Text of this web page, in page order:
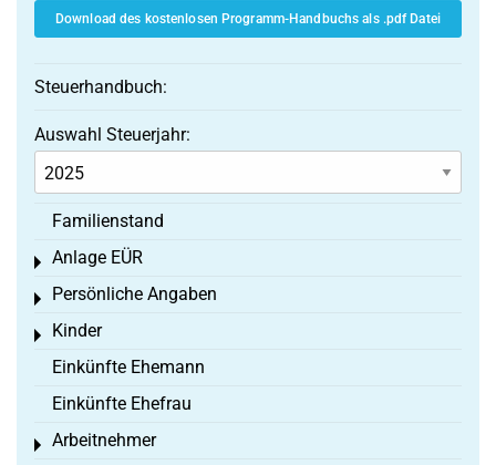
Download des kostenlosen Programm-Handbuchs als .pdf Datei
Steuerhandbuch:
Auswahl Steuerjahr:
Familienstand
Anlage EÜR
Toggle menu
Persönliche Angaben
Toggle menu
Kinder
Toggle menu
Einkünfte Ehemann
Einkünfte Ehefrau
Arbeitnehmer
Toggle menu